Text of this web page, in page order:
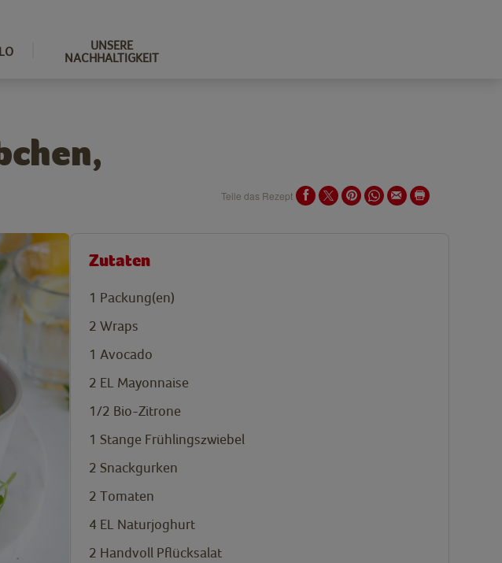
UNSERE
NACHHALTIGKEIT
Teile das Rezept
Zutaten
1 Packung(en)
2 Wraps
1 Avocado
2 EL Mayonnaise
1/2 Bio-Zitrone
1 Stange Frühlingszwiebel
2 Snackgurken
2 Tomaten
4 EL Naturjoghurt
2 Handvoll Pflücksalat